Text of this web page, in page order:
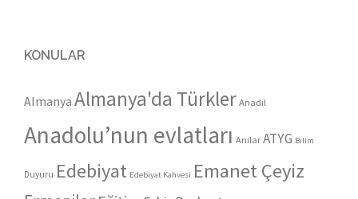
KONULAR
Almanya Almanya'da TürklerAnadil
Anadolu’nun evlatları Anılar ATYG Bilim
Duyuru Edebiyat Edebiyat Kahvesi Emanet Çeyiz